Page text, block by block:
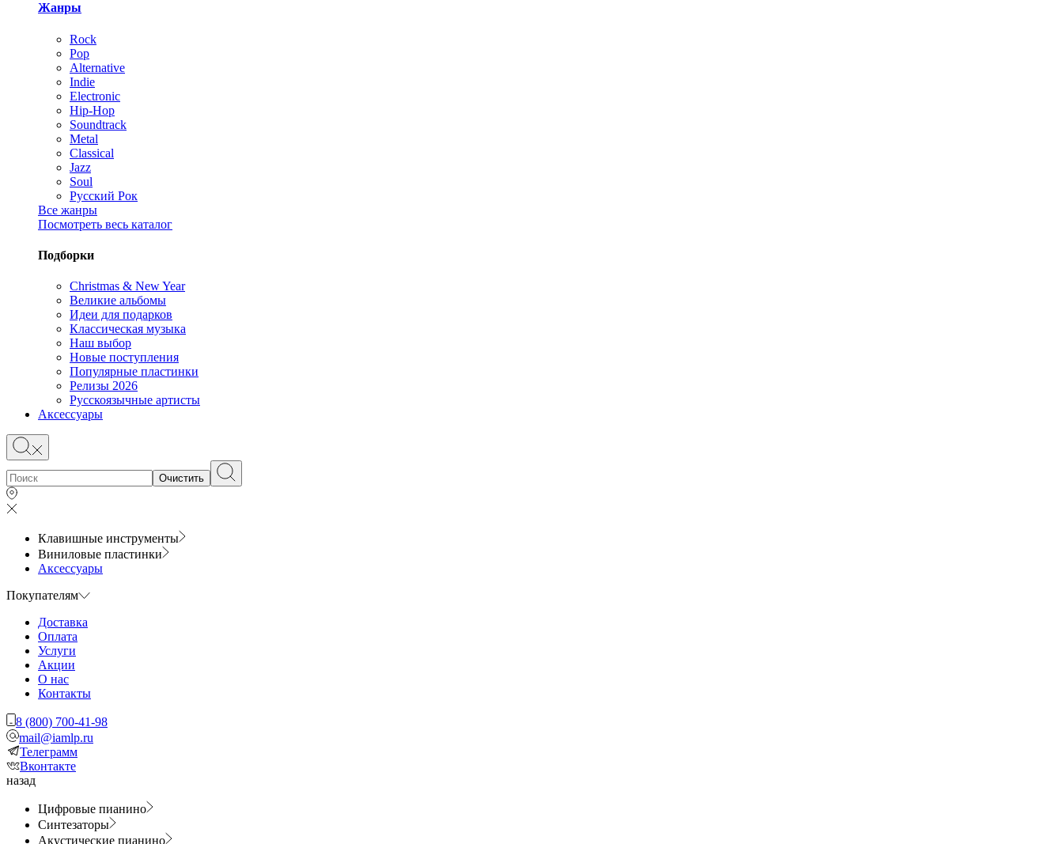
Жанры
Rock
Pop
Alternative
Indie
Electronic
Hip-Hop
Soundtrack
Metal
Classical
Jazz
Soul
Русский Рок
Все жанры
Посмотреть весь каталог
Подборки
Christmas & New Year
Великие альбомы
Идеи для подарков
Классическая музыка
Наш выбор
Новые поступления
Популярные пластинки
Релизы 2026
Русскоязычные артисты
Аксессуары
Очистить
Клавишные инструменты
Виниловые пластинки
Аксессуары
Покупателям
Доставка
Оплата
Услуги
Акции
О нас
Контакты
8 (800) 700-41-98
mail@iamlp.ru
Телеграмм
Вконтакте
назад
Цифровые пианино
Синтезаторы
Акустические пианино